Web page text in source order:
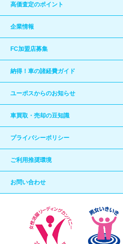
高価査定のポイント
企業情報
FC加盟店募集
納得！車の諸経費ガイド
ユーポスからのお知らせ
車買取・売却の豆知識
プライバシーポリシー
ご利用推奨環境
お問い合わせ